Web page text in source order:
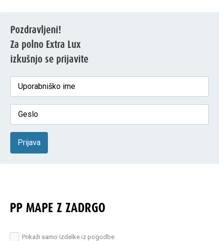
Pozdravljeni!
Za polno Extra Lux
izkušnjo se prijavite
Prijava
PP MAPE Z ZADRGO
Prikaži samo izdelke iz pogodbe